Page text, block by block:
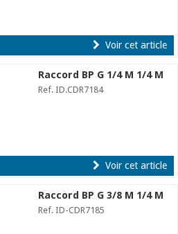
Voir cet article
Raccord BP G 1/4 M 1/4 M
Ref. ID.CDR7184
Voir cet article
Raccord BP G 3/8 M 1/4 M
Ref. ID-CDR7185